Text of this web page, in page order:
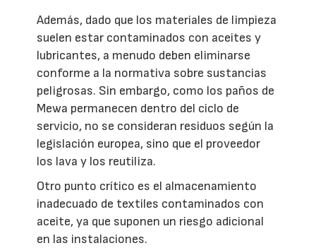
Además, dado que los materiales de limpieza
suelen estar contaminados con aceites y
lubricantes, a menudo deben eliminarse
conforme a la normativa sobre sustancias
peligrosas. Sin embargo, como los paños de
Mewa permanecen dentro del ciclo de
servicio, no se consideran residuos según la
legislación europea, sino que el proveedor
los lava y los reutiliza.
Otro punto crítico es el almacenamiento
inadecuado de textiles contaminados con
aceite, ya que suponen un riesgo adicional
en las instalaciones.